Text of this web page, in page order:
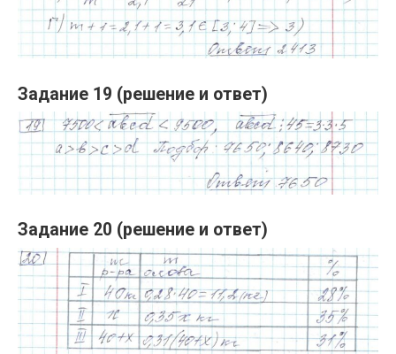
Задание 19 (решение и ответ)
Задание 20 (решение и ответ)